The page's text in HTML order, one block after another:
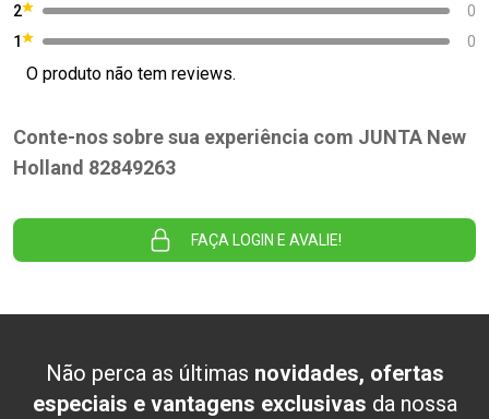
2
0
1
0
O produto não tem reviews.
Conte-nos sobre sua experiência com JUNTA New
Holland 82849263
FAÇA LOGIN E AVALIE!
Não perca as últimas novidades, ofertas
especiais e vantagens exclusivas da nossa